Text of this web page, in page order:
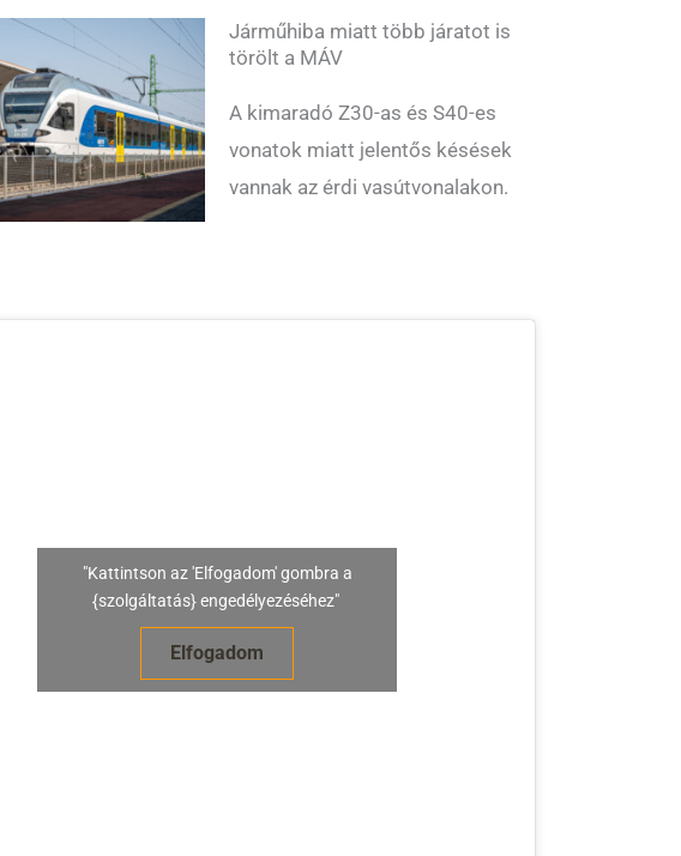
Járműhiba miatt több járatot is
törölt a MÁV
A kimaradó Z30-as és S40-es
vonatok miatt jelentős késések
vannak az érdi vasútvonalakon.
"Kattintson az 'Elfogadom' gombra a
{szolgáltatás} engedélyezéséhez"
Elfogadom